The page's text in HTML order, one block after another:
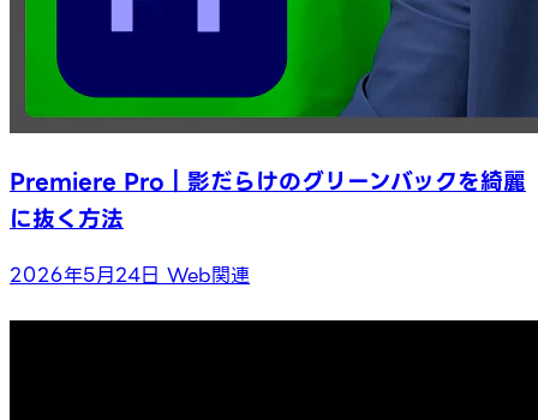
Premiere Pro｜影だらけのグリーンバックを綺麗
に抜く方法
2026年5月24日 Web関連